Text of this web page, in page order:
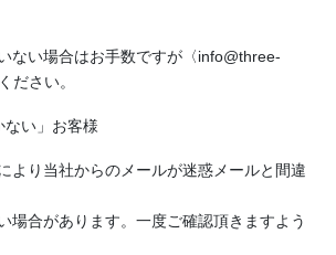
ない場合はお手数ですが〈info@three-
ださい。
ない」お客様
より当社からのメールが迷惑メールと間違
場合があります。一度ご確認頂きますよう